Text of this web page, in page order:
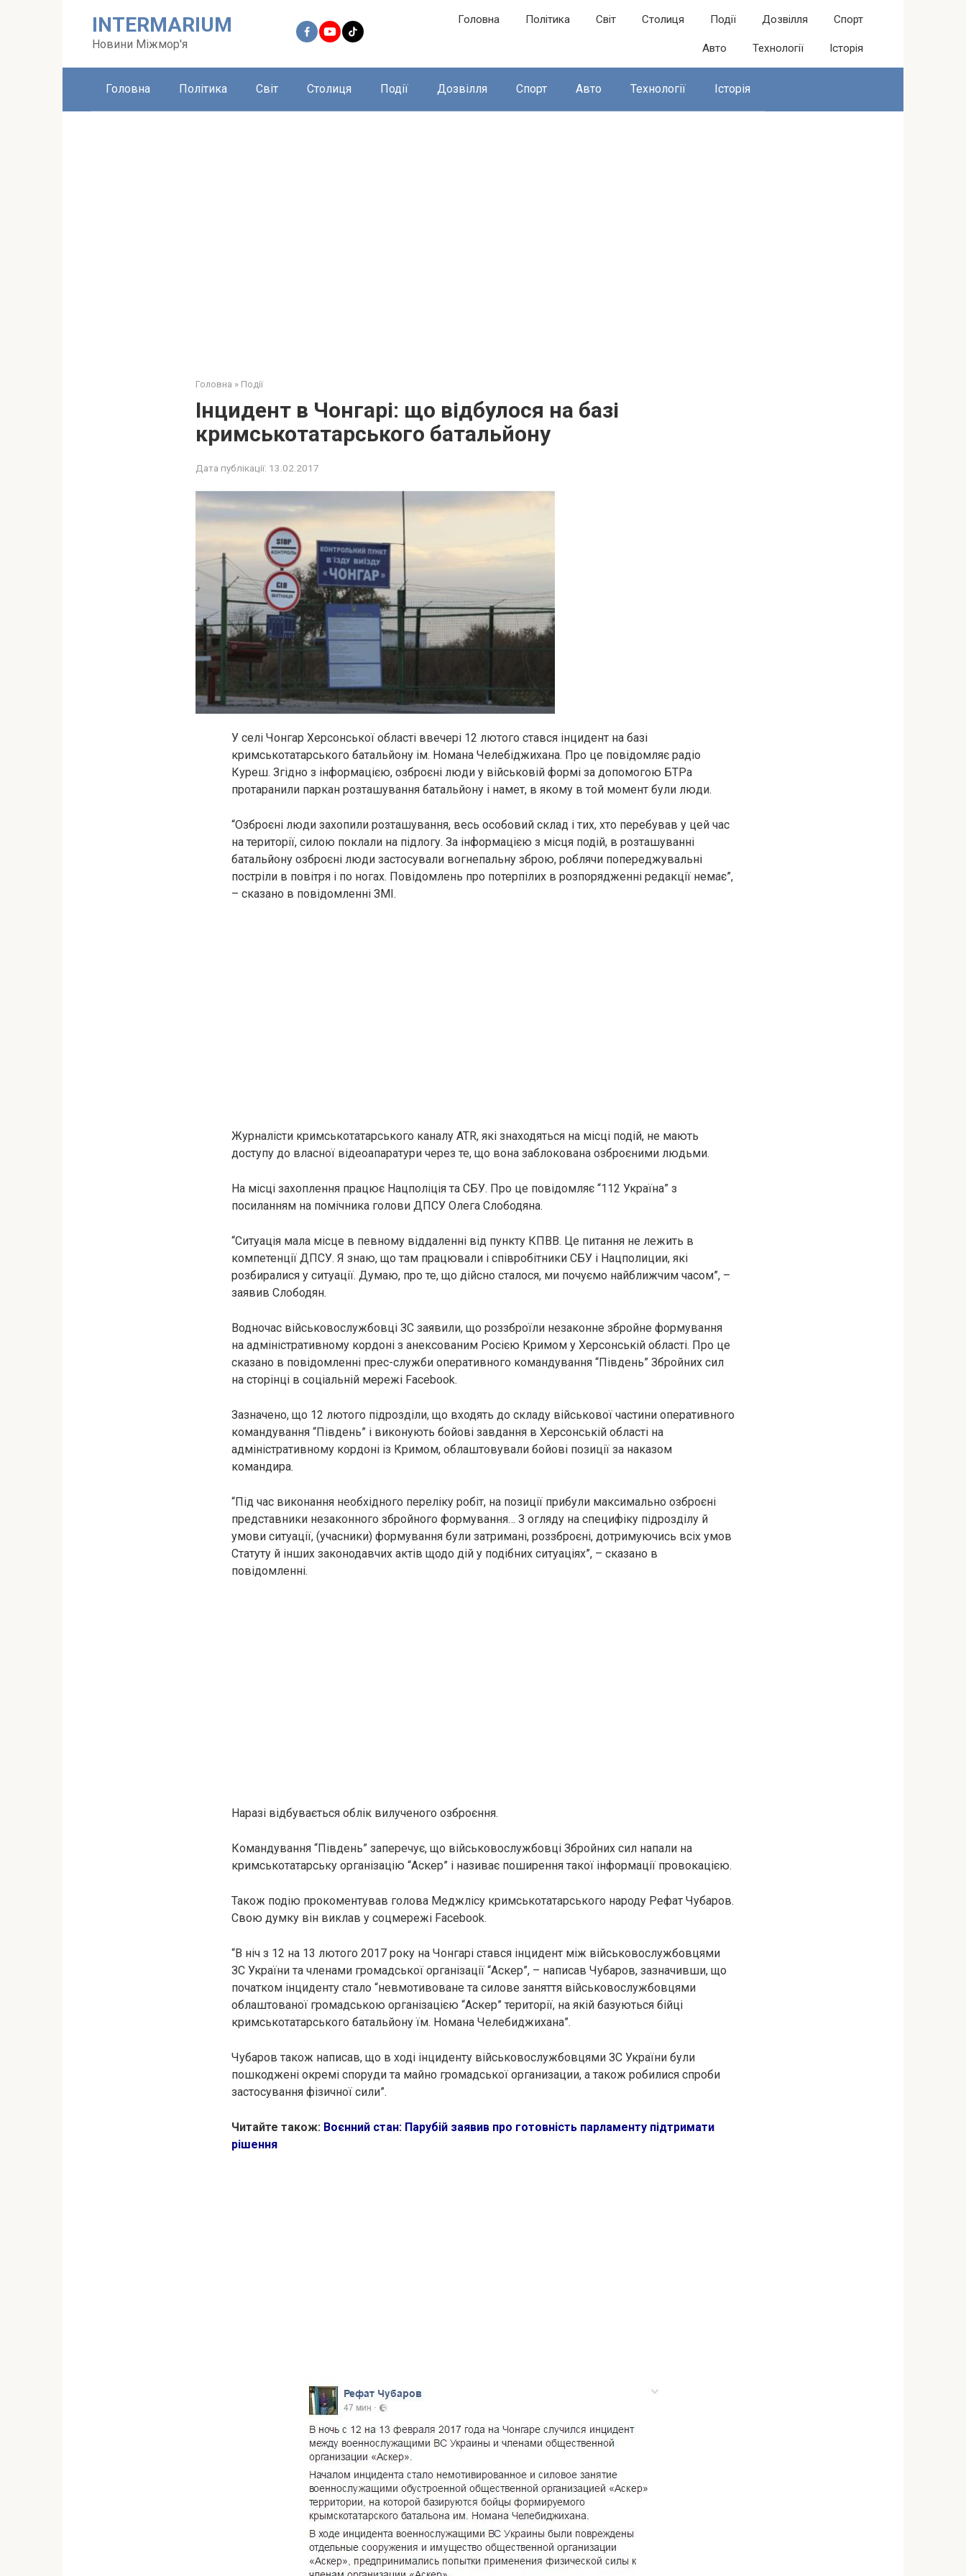
INTERMARIUM
Новини Міжмор'я
Головна Політика Світ Столиця Події Дозвілля Спорт
Авто Технології Історія
Головна Політика Світ Столиця Події Дозвілля Спорт Авто Технології Історія
Головна » Події
Інцидент в Чонгарі: що відбулося на базі
кримськотатарського батальйону
Дата публікації: 13.02.2017
У селі Чонгар Херсонської області ввечері 12 лютого стався інцидент на базі
кримськотатарського батальйону ім. Номана Челебіджихана. Про це повідомляє радіо
Куреш. Згідно з інформацією, озброєні люди у військовій формі за допомогою БТРа
протаранили паркан розташування батальйону і намет, в якому в той момент були люди.
“Озброєні люди захопили розташування, весь особовий склад і тих, хто перебував у цей час
на території, силою поклали на підлогу. За інформацією з місця подій, в розташуванні
батальйону озброєні люди застосували вогнепальну зброю, роблячи попереджувальні
постріли в повітря і по ногах. Повідомлень про потерпілих в розпорядженні редакції немає”,
– сказано в повідомленні ЗМІ.
Журналісти кримськотатарського каналу АТR, які знаходяться на місці подій, не мають
доступу до власної відеоапаратури через те, що вона заблокована озброєними людьми.
На місці захоплення працює Нацполіція та СБУ. Про це повідомляє “112 Україна” з
посиланням на помічника голови ДПСУ Олега Слободяна.
“Ситуація мала місце в певному віддаленні від пункту КПВВ. Це питання не лежить в
компетенції ДПСУ. Я знаю, що там працювали і співробітники СБУ і Нацполиции, які
розбиралися у ситуації. Думаю, про те, що дійсно сталося, ми почуємо найближчим часом”, –
заявив Слободян.
Водночас військовослужбовці ЗС заявили, що роззброїли незаконне збройне формування
на адміністративному кордоні з анексованим Росією Кримом у Херсонській області. Про це
сказано в повідомленні прес-служби оперативного командування “Південь” Збройних сил
на сторінці в соціальній мережі Facebook.
Зазначено, що 12 лютого підрозділи, що входять до складу військової частини оперативного
командування “Південь” і виконують бойові завдання в Херсонській області на
адміністративному кордоні із Кримом, облаштовували бойові позиції за наказом
командира.
“Під час виконання необхідного переліку робіт, на позиції прибули максимально озброєні
представники незаконного збройного формування… З огляду на специфіку підрозділу й
умови ситуації, (учасники) формування були затримані, роззброєні, дотримуючись всіх умов
Статуту й інших законодавчих актів щодо дій у подібних ситуаціях”, – сказано в
повідомленні.
Наразі відбувається облік вилученого озброєння.
Командування “Південь” заперечує, що військовослужбовці Збройних сил напали на
кримськотатарську організацію “Аскер” і називає поширення такої інформації провокацією.
Також подію прокоментував голова Меджлісу кримськотатарського народу Рефат Чубаров.
Свою думку він виклав у соцмережі Facebook.
“В ніч з 12 на 13 лютого 2017 року на Чонгарі стався інцидент між військовослужбовцями
ЗС України та членами громадської організації “Аскер”, – написав Чубаров, зазначивши, що
початком інциденту стало “невмотивоване та силове заняття військовослужбовцями
облаштованої громадською організацією “Аскер” території, на якій базуються бійці
кримськотатарського батальйону їм. Номана Челебиджихана”.
Чубаров також написав, що в ході інциденту військовослужбовцями ЗС України були
пошкоджені окремі споруди та майно громадської организации, а також робилися спроби
застосування фізичної сили”.
Читайте також: Воєнний стан: Парубій заявив про готовність парламенту підтримати
рішення